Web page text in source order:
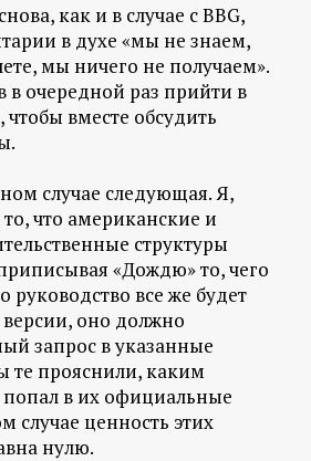
как и в случае с BBG,
в духе «мы не знаем,
мы ничего не получаем».
в очередной раз прийти в
чтобы вместе обсудить
случае следующая. Я,
что американские и
структуры
«Дождю» то, чего
руководство все же будет
версии, оно должно
запрос в указанные
те прояснили, каким
попал в их официальные
случае ценность этих
нулю.